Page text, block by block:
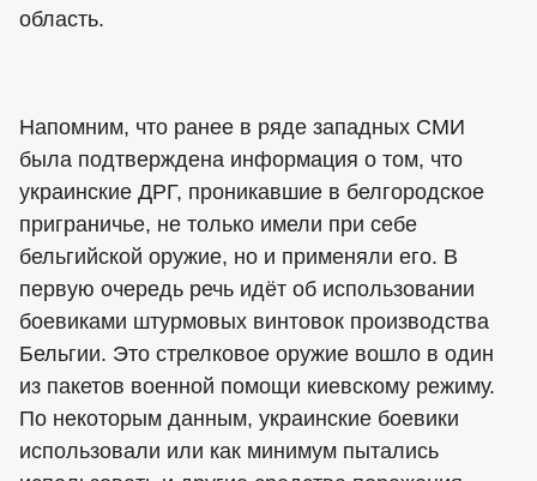
область.
Напомним, что ранее в ряде западных СМИ
была подтверждена информация о том, что
украинские ДРГ, проникавшие в белгородское
приграничье, не только имели при себе
бельгийской оружие, но и применяли его. В
первую очередь речь идёт об использовании
боевиками штурмовых винтовок производства
Бельгии. Это стрелковое оружие вошло в один
из пакетов военной помощи киевскому режиму.
По некоторым данным, украинские боевики
использовали или как минимум пытались